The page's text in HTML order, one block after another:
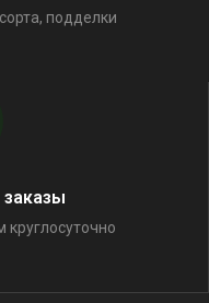
подделки